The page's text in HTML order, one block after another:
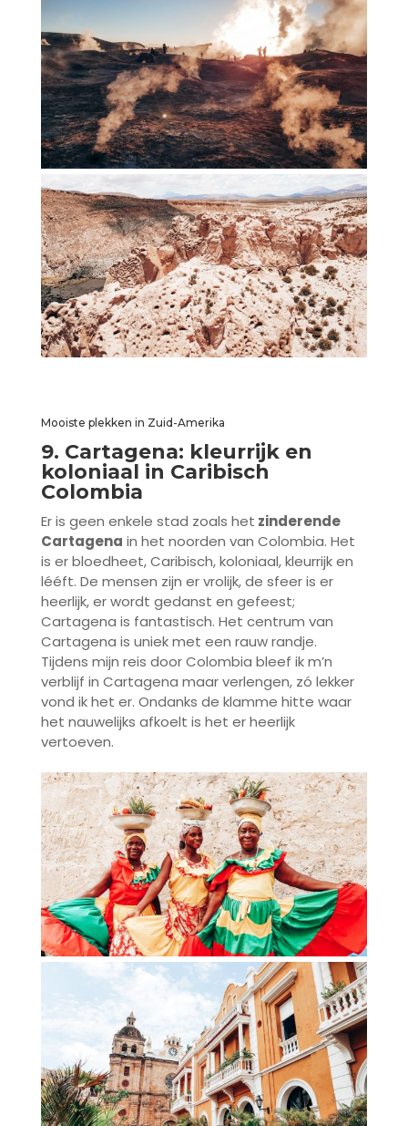
Mooiste plekken in Zuid-Amerika
9. Cartagena: kleurrijk en
koloniaal in Caribisch
Colombia
Er is geen enkele stad zoals het zinderende
Cartagena in het noorden van Colombia. Het
is er bloedheet, Caribisch, koloniaal, kleurrijk en
lééft. De mensen zijn er vrolijk, de sfeer is er
heerlijk, er wordt gedanst en gefeest;
Cartagena is fantastisch. Het centrum van
Cartagena is uniek met een rauw randje.
Tijdens mijn reis door Colombia bleef ik m’n
verblijf in Cartagena maar verlengen, zó lekker
vond ik het er. Ondanks de klamme hitte waar
het nauwelijks afkoelt is het er heerlijk
vertoeven.